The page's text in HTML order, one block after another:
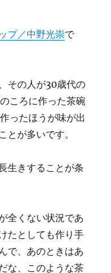
プ／中野光崇で
その人が30歳代の
ころに作った茶碗
ったほうが味が出
とが多いです。
生きすることが条
全くない状況であ
たとしても作り手
で、あのときはあ
な、このような茶